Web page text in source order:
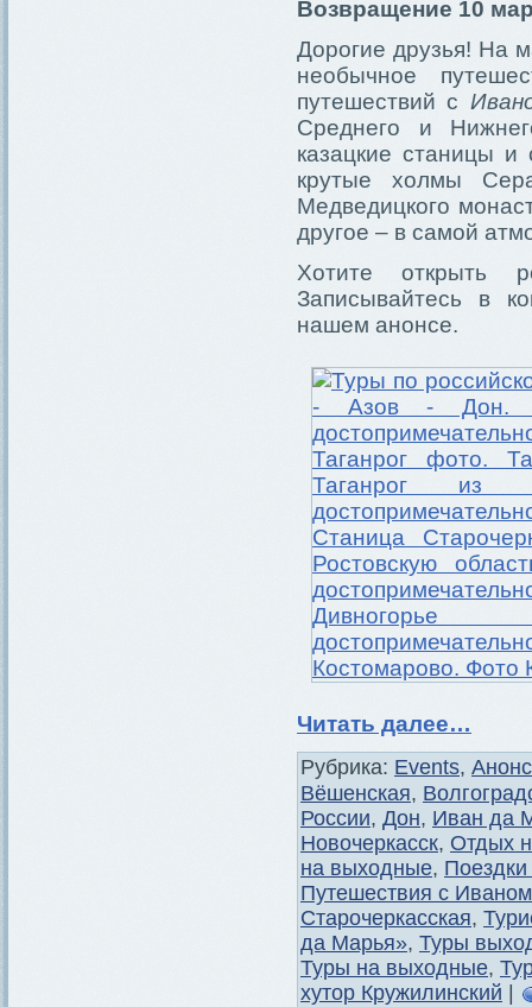
Возвращение 10
Дорогие друзья! На
необычное
путешествий с
Среднего и
казацкие станицы и
крутые холмы
Медведицкого
другое – в самой
Хотите открыть
Записывайтесь в
нашем анонсе.
Читать далее…
Рубрика: Events,
Вёшенская,
России, Дон, Иван да
Новочеркасск, Отдых
на выходные,
Путешествия с
Старочеркасская,
да Марья», Туры
Туры на выходные,
хутор Кружилинский